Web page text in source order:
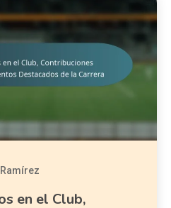
en el Club,